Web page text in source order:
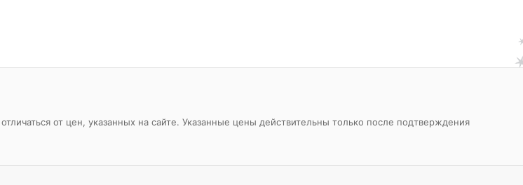
от цен, указанных на сайте. Указанные цены действительны только после подтверждения